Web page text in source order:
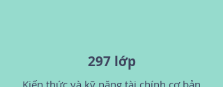
297 lớp
Kiến thức và kỹ năng tài chính cơ bản